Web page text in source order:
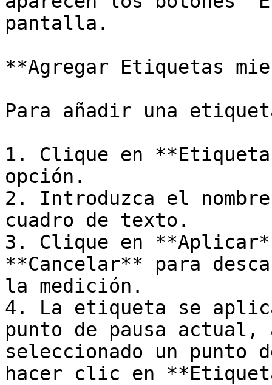
pantalla.
**Agregar Etiquetas
Para añadir una
1. Clique en
opción.
2. Introduzca el
cuadro de texto.
3. Clique en
**Cancelar** para
la medición.
4. La etiqueta se
punto de pausa actual,
seleccionado un punto
hacer clic en